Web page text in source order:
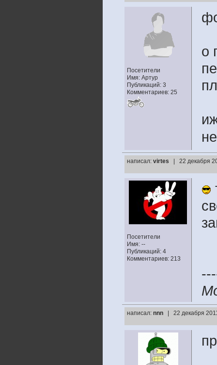
Посетители
Имя: Артур
Публикаций: 3
Комментариев: 25
о
написал: virtes | 22 декабря
Посетители
Имя: --
Публикаций: 4
Комментариев: 213
написал: nnn | 22 декабря